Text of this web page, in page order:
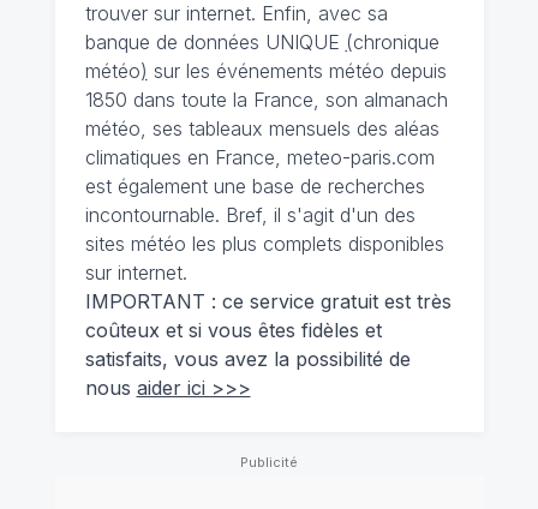
trouver sur internet. Enfin, avec sa
banque de données UNIQUE (chronique
météo) sur les événements météo depuis
1850 dans toute la France, son almanach
météo, ses tableaux mensuels des aléas
climatiques en France, meteo-paris.com
est également une base de recherches
incontournable. Bref, il s'agit d'un des
sites météo les plus complets disponibles
sur internet.
IMPORTANT : ce service gratuit est très
coûteux et si vous êtes fidèles et
satisfaits, vous avez la possibilité de
nous aider ici >>>